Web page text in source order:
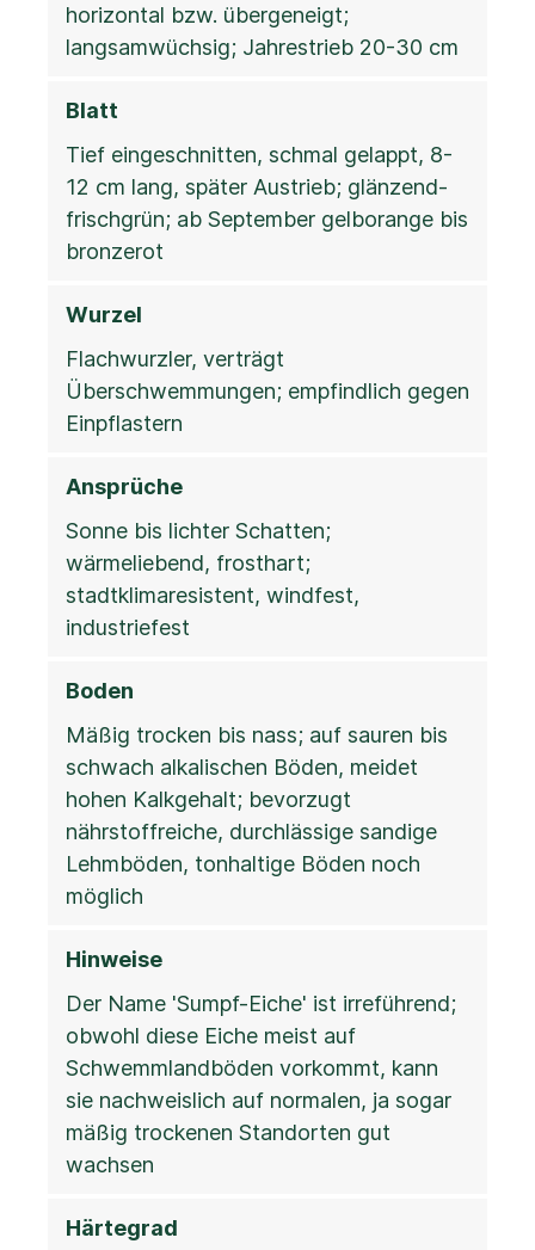
horizontal bzw. übergeneigt;
langsamwüchsig; Jahrestrieb 20-30 cm
Blatt
Tief eingeschnitten, schmal gelappt, 8-
12 cm lang, später Austrieb; glänzend-
frischgrün; ab September gelborange bis
bronzerot
Wurzel
Flachwurzler, verträgt
Überschwemmungen; empfindlich gegen
Einpflastern
Ansprüche
Sonne bis lichter Schatten;
wärmeliebend, frosthart;
stadtklimaresistent, windfest,
industriefest
Boden
Mäßig trocken bis nass; auf sauren bis
schwach alkalischen Böden, meidet
hohen Kalkgehalt; bevorzugt
nährstoffreiche, durchlässige sandige
Lehmböden, tonhaltige Böden noch
möglich
Hinweise
Der Name 'Sumpf-Eiche' ist irreführend;
obwohl diese Eiche meist auf
Schwemmlandböden vorkommt, kann
sie nachweislich auf normalen, ja sogar
mäßig trockenen Standorten gut
wachsen
Härtegrad